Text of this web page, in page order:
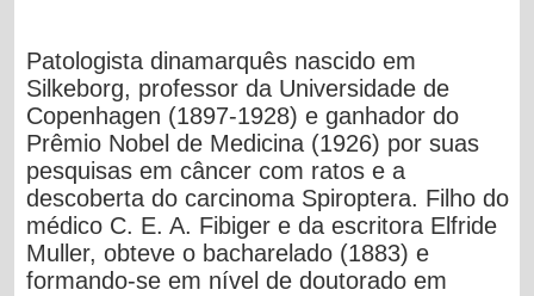
Patologista dinamarquês nascido em
Silkeborg, professor da Universidade de
Copenhagen (1897-1928) e ganhador do
Prêmio Nobel de Medicina (1926) por suas
pesquisas em câncer com ratos e a
descoberta do carcinoma Spiroptera. Filho do
médico C. E. A. Fibiger e da escritora Elfride
Muller, obteve o bacharelado (1883) e
formando-se em nível de doutorado em